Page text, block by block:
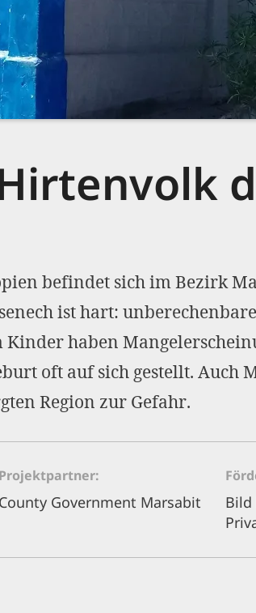
befindet sich im Bezirk
ist hart:
haben
oft auf sich gestellt. Auch
Region zur Gefahr.
Projektpartner
County Government Marsabit
Bild